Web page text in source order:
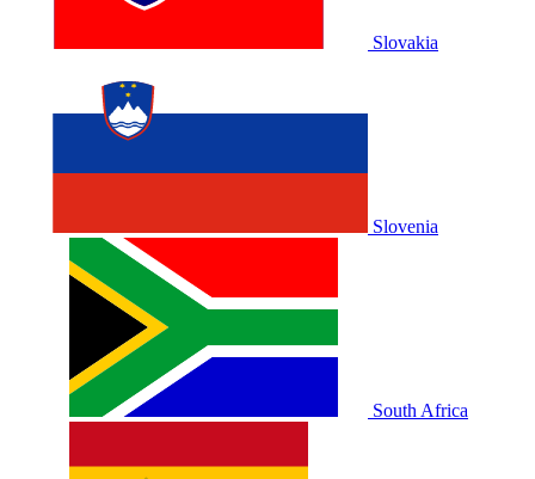
Slovakia
Slovenia
South Africa